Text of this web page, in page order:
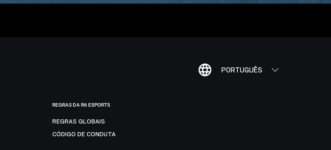
PORTUGUÊS
REGRAS DA R6 ESPORTS
REGRAS GLOBAIS
CÓDIGO DE CONDUTA